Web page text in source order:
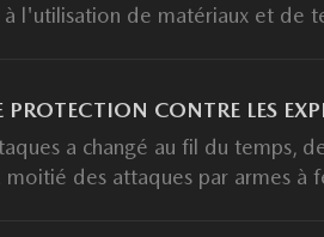
à l'utilisation de matériaux et de
PROTECTION CONTRE LES
a changé au fil du temps,
des attaques par armes à